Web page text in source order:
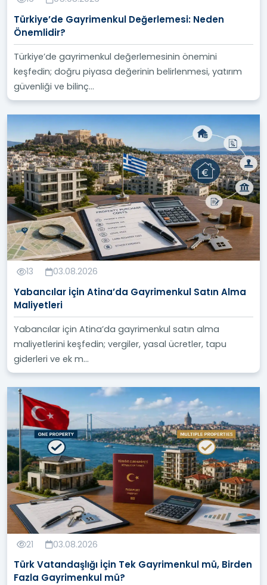
Türkiye’de Gayrimenkul Değerlemesi: Neden
Önemlidir?
Türkiye’de gayrimenkul değerlemesinin önemini
keşfedin; doğru piyasa değerinin belirlenmesi, yatırım
güvenliği ve bilinç...
13 03.08.2026
Yabancılar İçin Atina’da Gayrimenkul Satın Alma
Maliyetleri
Yabancılar için Atina’da gayrimenkul satın alma
maliyetlerini keşfedin; vergiler, yasal ücretler, tapu
giderleri ve ek m...
21 03.08.2026
Türk Vatandaşlığı İçin Tek Gayrimenkul mü, Birden
Fazla Gayrimenkul mü?